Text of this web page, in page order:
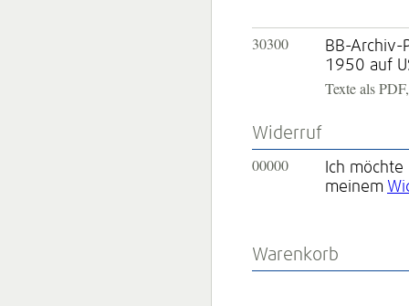
30300
BB-Archiv-
1950 auf
Texte als
Widerruf
00000
Ich
meinem
Warenkorb